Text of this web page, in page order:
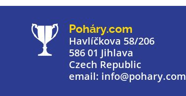
Poháry.com
Havlíčkova 58/206
586 01 Jihlava
Czech Republic
email: info@pohary.com